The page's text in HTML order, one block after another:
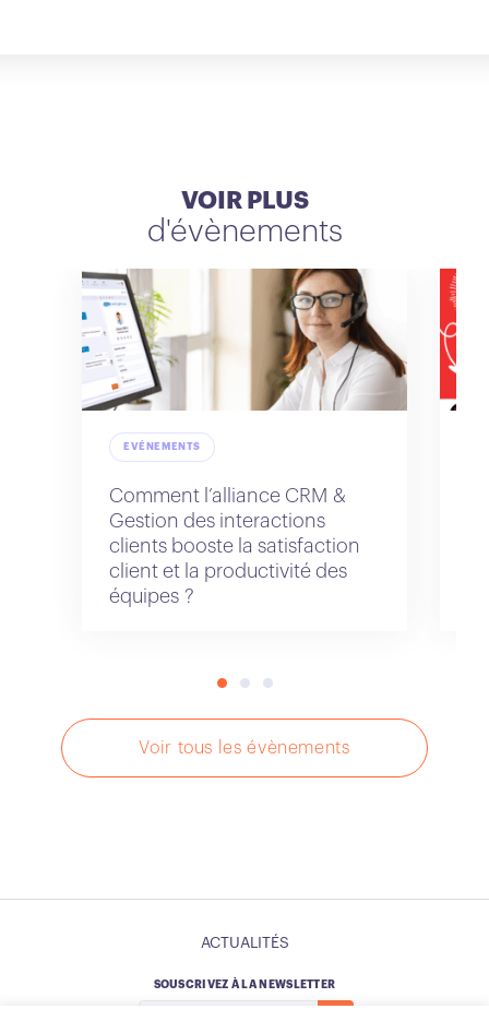
VOIR PLUS
d'évènements
EVÉNEMENTS
Comment l’alliance CRM &
Gestion des interactions
clients booste la satisfaction
client et la productivité des
équipes ?
Voir tous les évènements
ACTUALITÉS
SOUSCRIVEZ À LA NEWSLETTER